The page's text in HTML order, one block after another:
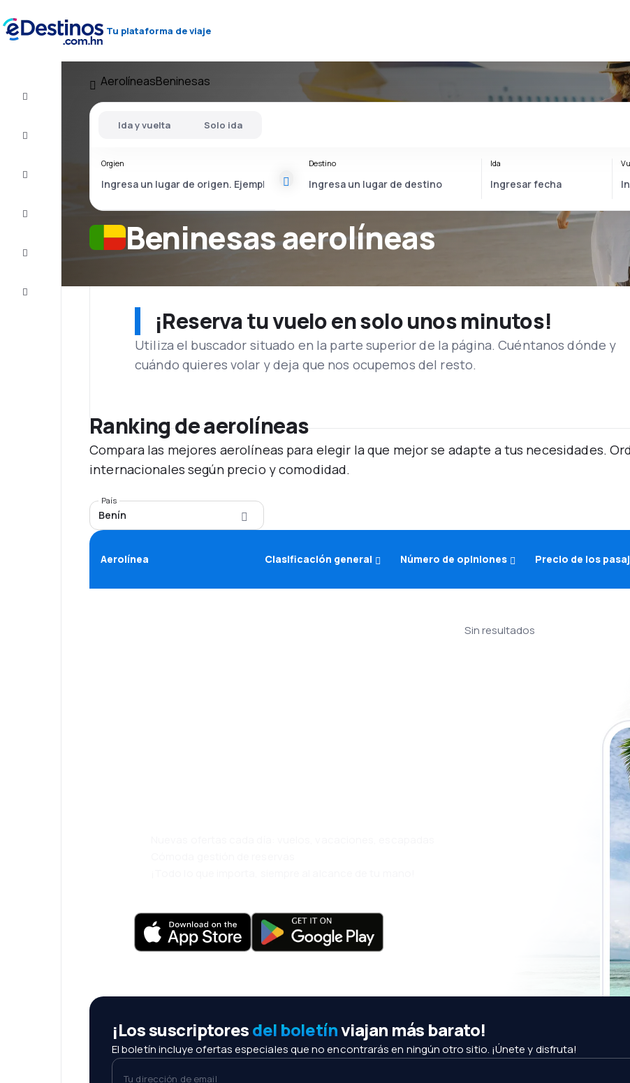
Tu plataforma de viaje
Atención
AerolíneasBeninesas
Beninesas aerolíneas
Ida y vuelta Solo ida
Orgien Destino Ida
¡Reserva tu vuelo en solo unos minutos!
Utiliza el buscador situado en la parte superior de la página. Cuéntanos dónde y
cuándo quieres volar y deja que nos ocupemos del resto.
Ranking de aerolíneas
Compara las mejores aerolíneas para elegir la que mejor se adapte a tus necesidades.
internacionales según precio y comodidad.
País
Benín
Aerolínea Clasificación general Número de opiniones Precio de los
Sin resultados
¡Los suscriptoresdel boletínviajan más barato!
El boletín incluye ofertas especiales que no encontrarás en ningún otro sitio. ¡Únete y disfruta!
Tu dirección de email